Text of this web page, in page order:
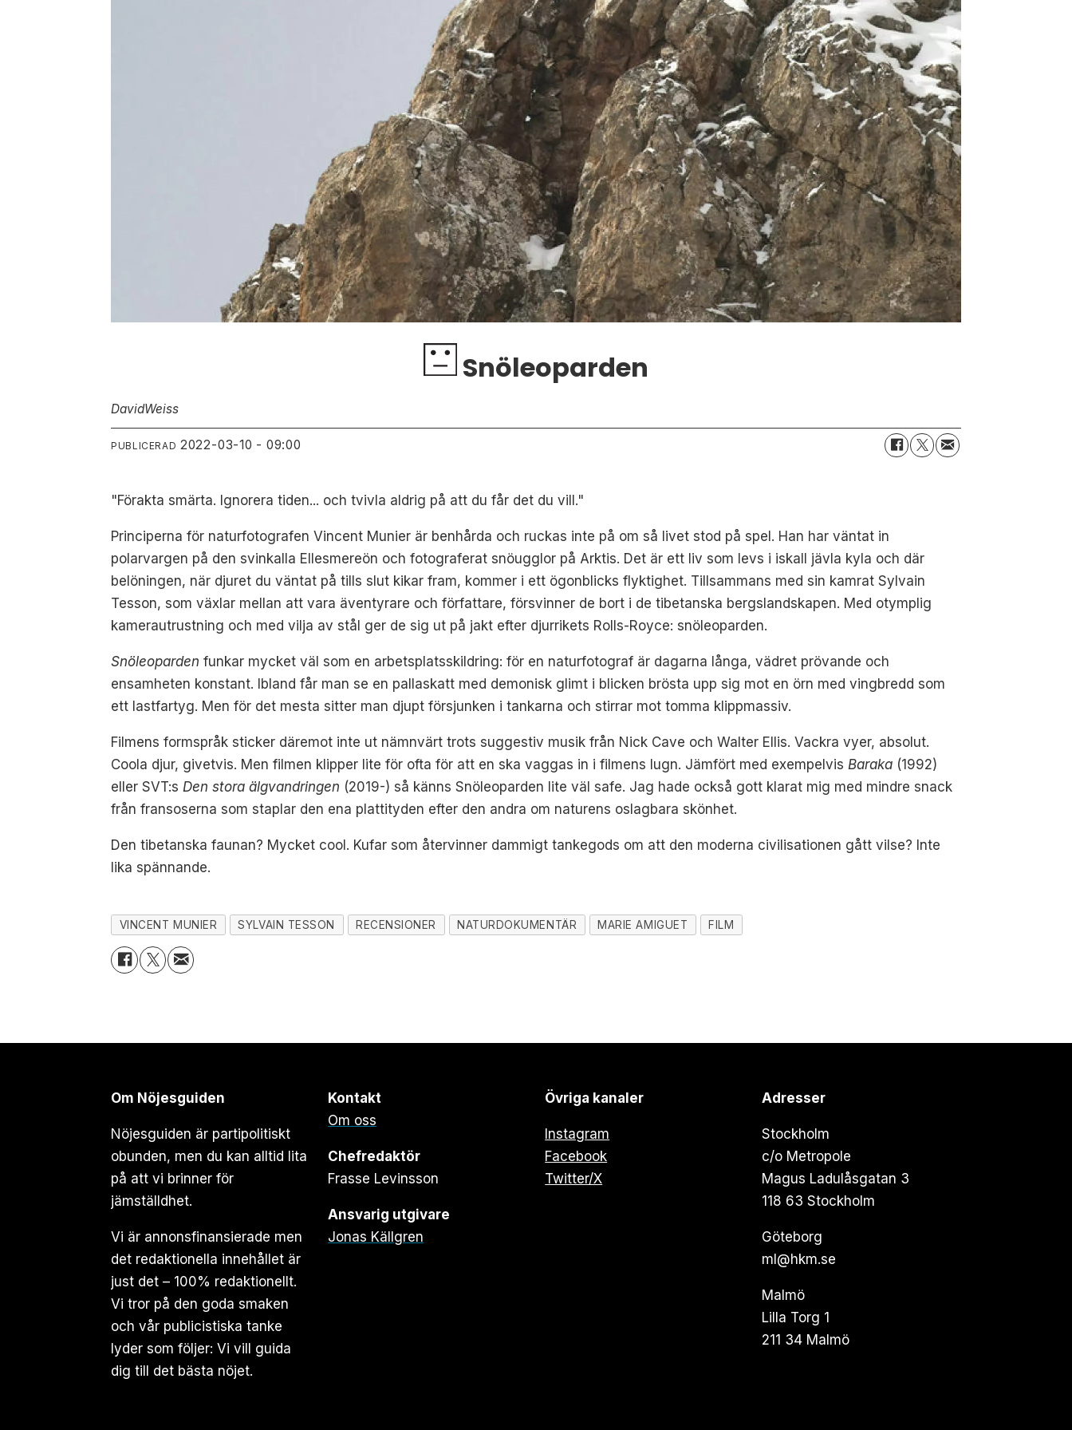
Snöleoparden
DavidWeiss
PUBLICERAD 2022-03-10 - 09:00
"Förakta smärta. Ignorera tiden... och tvivla aldrig på att du får det du vill."
Principerna för naturfotografen Vincent Munier är benhårda och ruckas inte på om så livet stod på spel. Han har väntat in
polarvargen på den svinkalla Ellesmereön och fotograferat snöugglor på Arktis. Det är ett liv som levs i iskall jävla kyla och där
belöningen, när djuret du väntat på tills slut kikar fram, kommer i ett ögonblicks flyktighet. Tillsammans med sin kamrat Sylvain
Tesson, som växlar mellan att vara äventyrare och författare, försvinner de bort i de tibetanska bergslandskapen. Med otymplig
kamerautrustning och med vilja av stål ger de sig ut på jakt efter djurrikets Rolls-Royce: snöleoparden.
Snöleoparden funkar mycket väl som en arbetsplatsskildring: för en naturfotograf är dagarna långa, vädret prövande och
ensamheten konstant. Ibland får man se en pallaskatt med demonisk glimt i blicken brösta upp sig mot en örn med vingbredd som
ett lastfartyg. Men för det mesta sitter man djupt försjunken i tankarna och stirrar mot tomma klippmassiv.
Filmens formspråk sticker däremot inte ut nämnvärt trots suggestiv musik från Nick Cave och Walter Ellis. Vackra vyer, absolut.
Coola djur, givetvis. Men filmen klipper lite för ofta för att en ska vaggas in i filmens lugn. Jämfört med exempelvisBaraka (1992)
eller SVT:sDen stora älgvandringen (2019-) så känns Snöleoparden lite väl safe. Jag hade också gott klarat mig med mindre snack
från fransoserna som staplar den ena plattityden efter den andra om naturens oslagbara skönhet.
Den tibetanska faunan? Mycket cool. Kufar som återvinner dammigt tankegods om att den moderna civilisationen gått vilse? Inte
lika spännande.
VINCENT MUNIER SYLVAIN TESSON RECENSIONER NATURDOKUMENTÄR MARIE AMIGUET FILM
Om Nöjesguiden
Nöjesguiden är partipolitiskt
obunden, men du kan alltid lita
på att vi brinner för
jämställdhet.
Vi är annonsfinansierade men
det redaktionella innehållet är
just det – 100% redaktionellt.
Vi tror på den goda smaken
och vår publicistiska tanke
lyder som följer: Vi vill guida
dig till det bästa nöjet.
Kontakt
Om oss
Chefredaktör
Frasse Levinsson
Ansvarig utgivare
Jonas Källgren
Övriga kanaler
Instagram
Facebook
Twitter/X
Adresser
Stockholm
c/o Metropole
Magus Ladulåsgatan 3
118 63 Stockholm
Göteborg
ml@hkm.se
Malmö
Lilla Torg 1
211 34 Malmö